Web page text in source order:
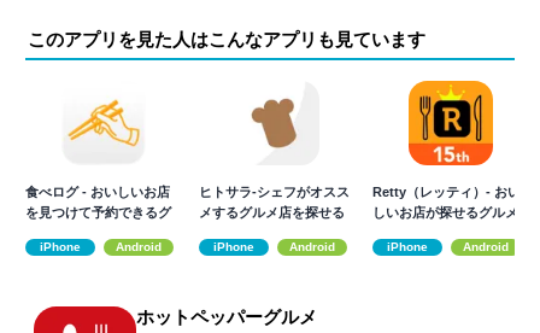
このアプリを見た人はこんなアプリも見ています
食べログ - おいしいお店
を見つけて予約できるグ
iPhone Android
ヒトサラ-シェフがオスス
メするグルメ店を探せる
iPhone Android
Retty（レッティ）- おい
しいお店が探せるグルメ
iPhone Android
ホットペッパーグルメ